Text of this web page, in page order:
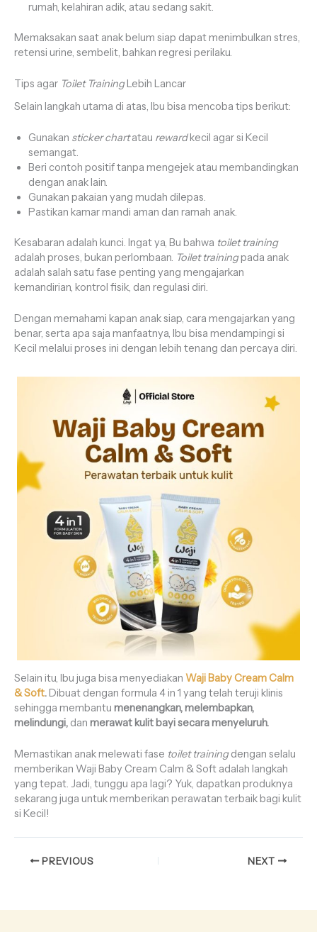
rumah, kelahiran adik, atau sedang sakit.
Memaksakan saat anak belum siap dapat menimbulkan stres,
retensi urine, sembelit, bahkan regresi perilaku.
Tips agar Toilet TrainingLebih Lancar
Selain langkah utama di atas, Ibu bisa mencoba tips berikut:
Gunakan sticker chartatau rewardkecil agar si Kecil
semangat.
Beri contoh positif tanpa mengejek atau membandingkan
dengan anak lain.
Gunakan pakaian yang mudah dilepas.
Pastikan kamar mandi aman dan ramah anak.
Kesabaran adalah kunci. Ingat ya, Bu bahwa toilet training
adalah proses, bukan perlombaan. Toilet trainingpada anak
adalah salah satu fase penting yang mengajarkan
kemandirian, kontrol fisik, dan regulasi diri.
Dengan memahami kapan anak siap, cara mengajarkan yang
benar, serta apa saja manfaatnya, Ibu bisa mendampingi si
Kecil melalui proses ini dengan lebih tenang dan percaya diri.
Selain itu, Ibu juga bisa menyediakan Waji Baby Cream Calm
& Soft.Dibuat dengan formula 4 in 1 yang telah teruji klinis
sehingga membantu menenangkan, melembapkan,
melindungi, dan merawat kulit bayi secara menyeluruh.
Memastikan anak melewati fase toilet trainingdengan selalu
memberikan Waji Baby Cream Calm & Soft adalah langkah
yang tepat. Jadi, tunggu apa lagi? Yuk, dapatkan produknya
sekarang juga untuk memberikan perawatan terbaik bagi kulit
si Kecil!
PREVIOUS NEXT